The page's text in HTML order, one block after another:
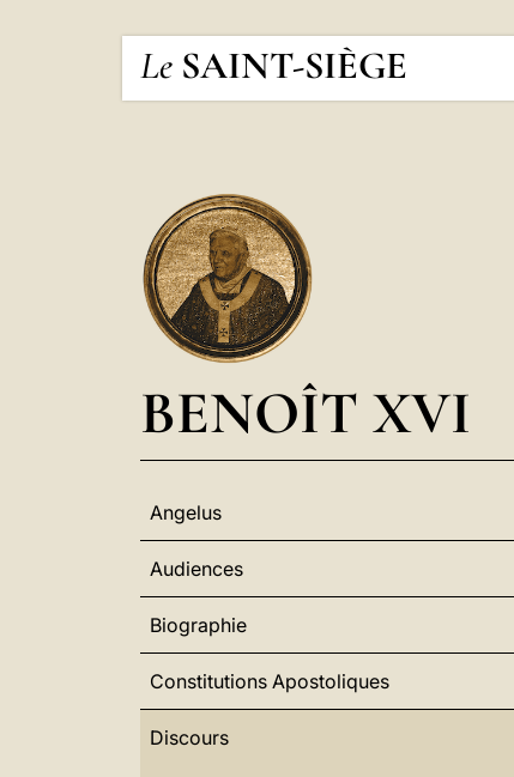
Le SAINT-SIÈGE
BENOÎT XVI
Angelus
Audiences
Biographie
Constitutions Apostoliques
Discours